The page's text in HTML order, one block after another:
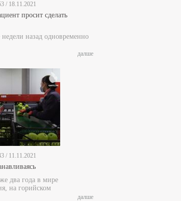
/ 18.11.2021
просит сделать
назад одновременно
далше
/ 11.11.2021
два года в мире
на горийском
далше